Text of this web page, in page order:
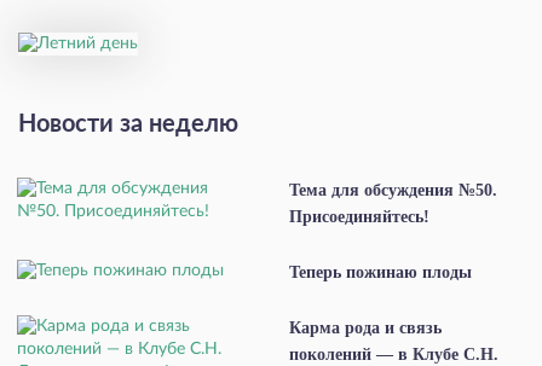
Новости за неделю
Тема для обсуждения №50.
Присоединяйтесь!
Теперь пожинаю плоды
Карма рода и связь
поколений — в Клубе С.Н.